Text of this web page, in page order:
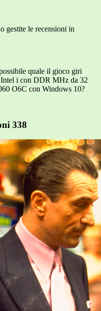
gestite le recensioni in
quale il gioco giri
i con DDR MHz da 32
O6C con Windows 10?
338